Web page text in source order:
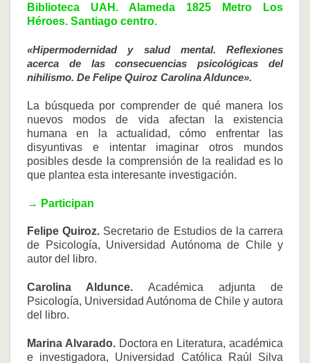
Biblioteca UAH. Alameda 1825 Metro Los
Héroes. Santiago centro.
«Hipermodernidad y salud mental. Reflexiones
acerca de las consecuencias psicológicas del
nihilismo. De Felipe Quiroz Carolina Aldunce».
La búsqueda por comprender de qué manera los
nuevos modos de vida afectan la existencia
humana en la actualidad, cómo enfrentar las
disyuntivas e intentar imaginar otros mundos
posibles desde la comprensión de la realidad es lo
que plantea esta interesante investigación.
→ Participan
Felipe Quiroz. Secretario de Estudios de la carrera
de Psicología, Universidad Autónoma de Chile y
autor del libro.
Carolina Aldunce. Académica adjunta de
Psicología, Universidad Autónoma de Chile y autora
del libro.
Marina Alvarado. Doctora en Literatura, académica
e investigadora, Universidad Católica Raúl Silva